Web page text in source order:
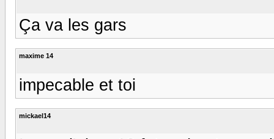
Ça va les gars
maxime 14
impecable et toi
mickael14